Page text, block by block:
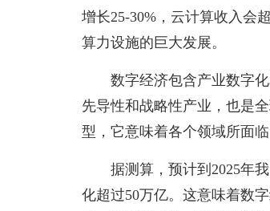
增长25-30%，云计算收入会
算力设施的巨大发展。
数字经济包含产业数字
先导性和战略性产业，也是
型，它意味着各个领域所面
据测算，预计到2025年
化超过50万亿。这意味着数